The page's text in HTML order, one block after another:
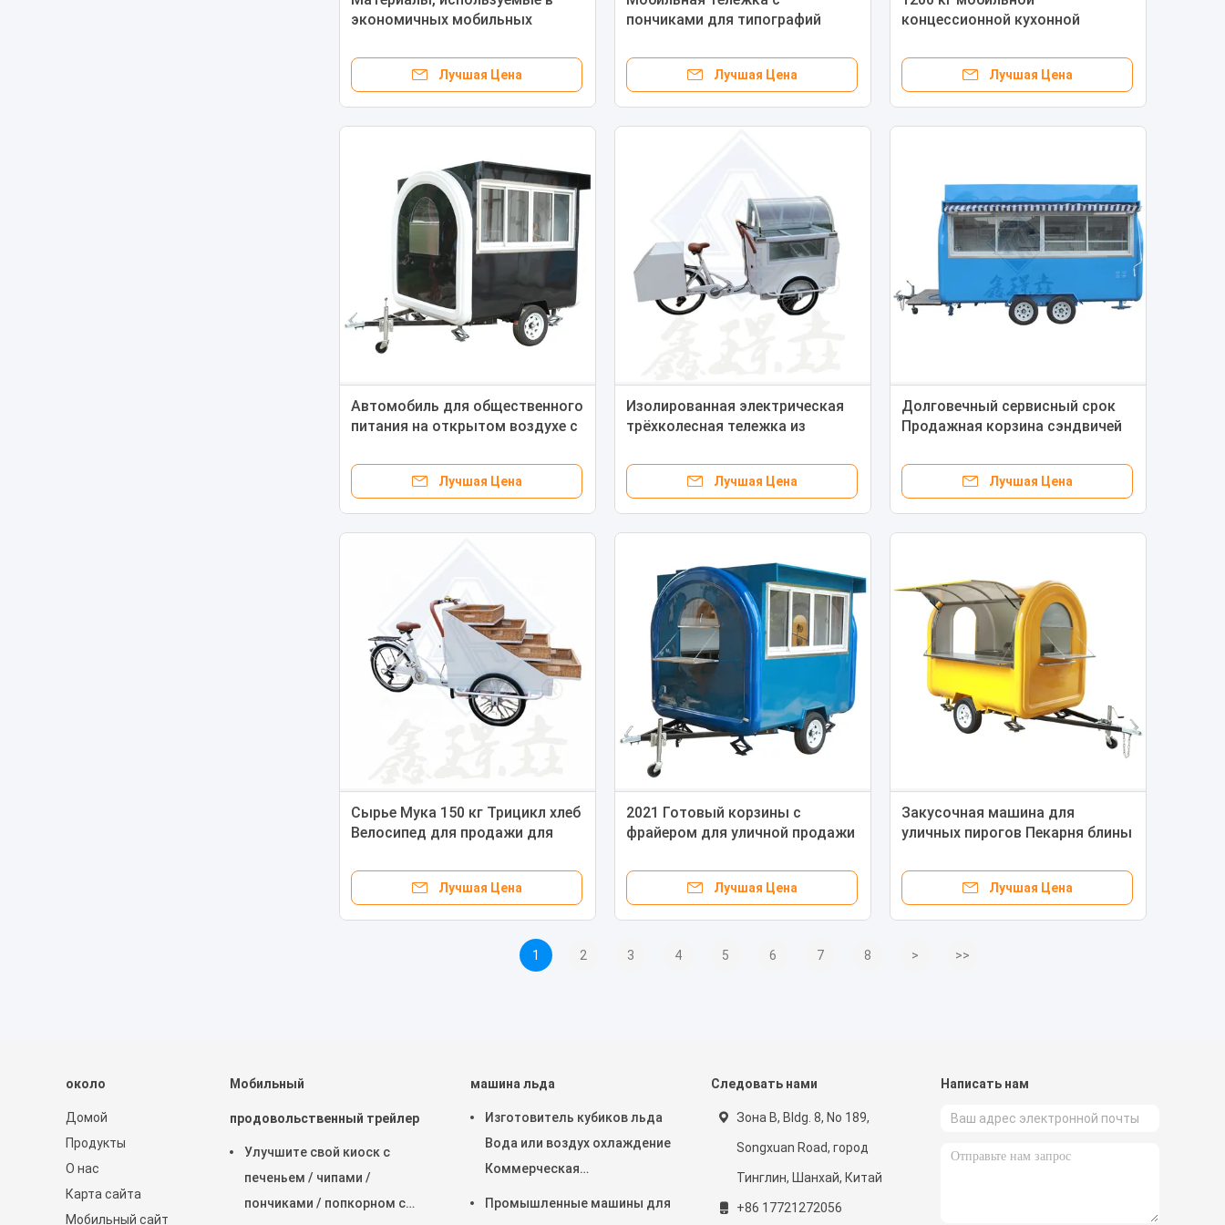
экономичных мобильных
пончиков
Лучшая Цена
пончиками для типографий
для продажи напитков
Лучшая Цена
концессионной кухонной
другого на заводе по
переработке овощей
Лучшая Цена
Автомобиль для общественного
питания на открытом воздухе с
Торговая тележка
Лучшая Цена
Изолированная электрическая
трёхколесная тележка из
мороженого и овощей
Лучшая Цена
Долговечный сервисный срок
Продажная корзина сэндвичей
Лучшая Цена
Сырье Мука 150 кг Трицикл хлеб
Велосипед для продажи для
Лучшая Цена
2021 Готовый корзины с
фрайером для уличной продажи
рынка
Лучшая Цена
Закусочная машина для
уличных пирогов Пекарня блины
хот-дог Мобильная корзина
Лучшая Цена
1 2 3 4 5 6 7 8 > >>
около
Домой
Продукты
О нас
Карта сайта
Мобильный сайт
Мобильный
продовольственный трейлер
Улучшите свой киоск с
печеньем / чипами /
пончиками / попкорном с
машина льда
Изготовитель кубиков льда
Вода или воздух охлаждение
Коммерческая
Промышленные машины для
Следовать нами
Зона B, Bldg. 8, No 189,
Songxuan Road, город
Тинглин, Шанхай, Китай
+86 17721272056
Написать нам